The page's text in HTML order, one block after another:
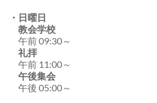
・日曜日
教会学校
午前 09:30～
礼拝
午前 11:00～
午後集会
午後 05:00～